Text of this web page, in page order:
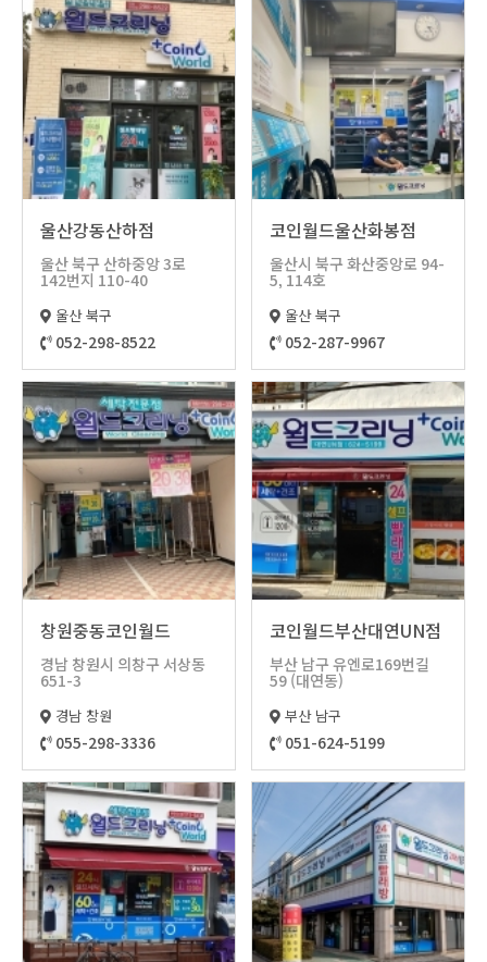
울산강동산하점
울산 북구 산하중앙 3로
142번지 110-40
울산 북구
052-298-8522
코인월드울산화봉점
울산시 북구 화산중앙로 94-
5, 114호
울산 북구
052-287-9967
창원중동코인월드
경남 창원시 의창구 서상동
651-3
경남 창원
055-298-3336
코인월드부산대연UN점
부산 남구 유엔로169번길
59 (대연동)
부산 남구
051-624-5199